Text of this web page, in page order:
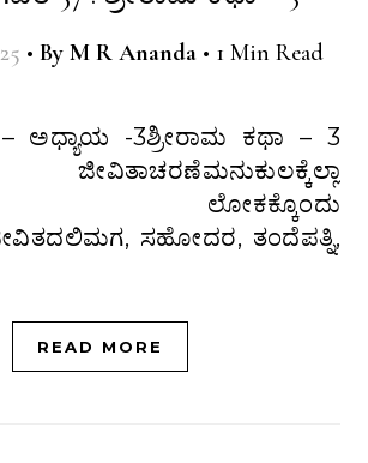
• By M R Ananda • 1 Min Read
ಜೀವಿತಾಚರಣೆಮನುಕುಲಕ್ಕೆಲ್ಲಾ
ಲೋಕಕ್ಕೊಂದು
ಸಹೋದರ, ತಂದೆಪತ್ನಿ,
READ MORE